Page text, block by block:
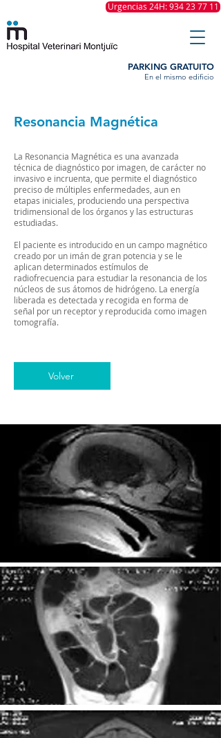
Urgencias 24H: 934 23 77 11
PARKING GRATUITO
En el mismo edificio
Resonancia Magnética
La Resonancia Magnética es una avanzada
técnica de diagnóstico por imagen, de carácter no
invasivo e incruenta, que permite el diagnóstico
preciso de múltiples enfermedades, aun en
etapas iniciales, produciendo una perspectiva
tridimensional de los órganos y las estructuras
estudiadas.
El paciente es introducido en un campo magnético
creado por un imán de gran potencia y se le
aplican determinados estímulos de
radiofrecuencia para estudiar la resonancia de los
núcleos de sus átomos de hidrógeno. La energía
liberada es detectada y recogida en forma de
señal por un receptor y reproducida como imagen
tomografía.
Volver